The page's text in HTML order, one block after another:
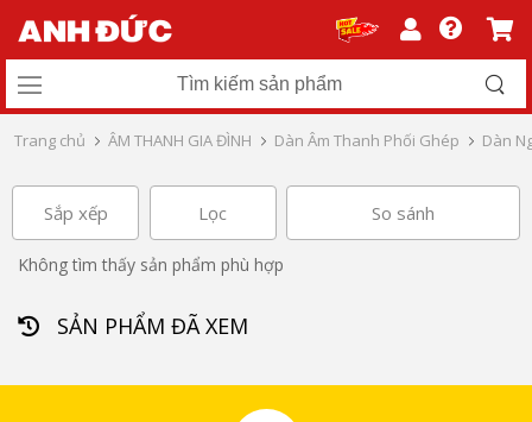
Trang chủ ÂM THANH GIA ĐÌNH Dàn Âm Thanh Phối Ghép Dàn
Sắp xếp Lọc So sánh
Không tìm thấy sản phẩm phù hợp
SẢN PHẨM ĐÃ XEM